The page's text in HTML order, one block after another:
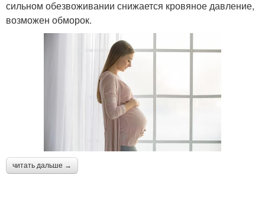
сильном обезвоживании снижается кровяное давление,
возможен обморок.
читать дальше →